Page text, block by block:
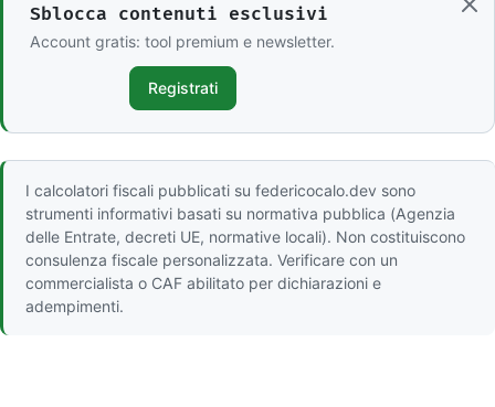
Sblocca contenuti esclusivi
Account gratis: tool premium e newsletter.
Registrati
I calcolatori fiscali pubblicati su federicocalo.dev sono
strumenti informativi basati su normativa pubblica (Agenzia
delle Entrate, decreti UE, normative locali). Non costituiscono
consulenza fiscale personalizzata. Verificare con un
commercialista o CAF abilitato per dichiarazioni e
adempimenti.